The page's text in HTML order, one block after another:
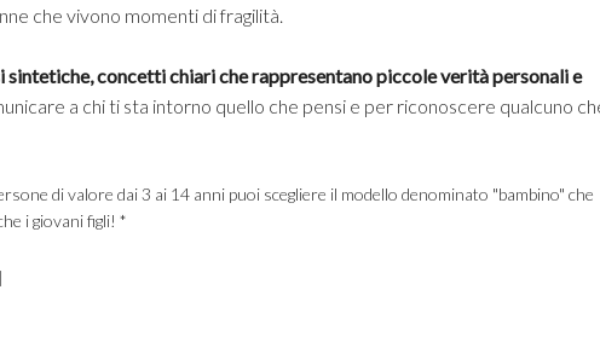
che vivono momenti di fragilità.
concetti chiari che rappresentano piccole verità personali e
a chi ti sta intorno quello che pensi e per riconoscere qualcuno
di valore dai 3 ai 14 anni puoi scegliere il modello denominato "bambino" che
i giovani figli! *